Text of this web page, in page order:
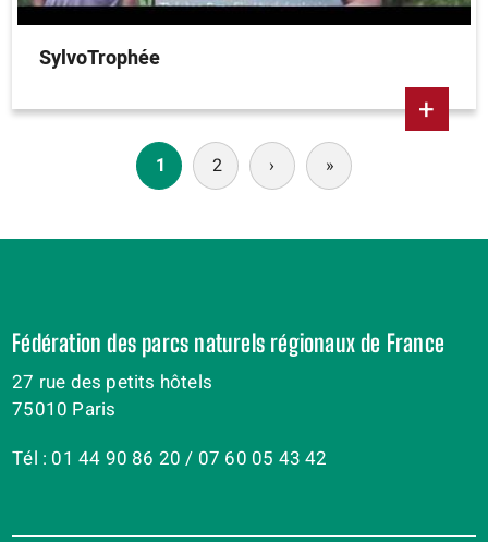
SylvoTrophée
+
1 2 › Siguiente
página
» Última
página
Fédération des parcs naturels régionaux de France
27 rue des petits hôtels
75010 Paris
Tél : 01 44 90 86 20 / 07 60 05 43 42